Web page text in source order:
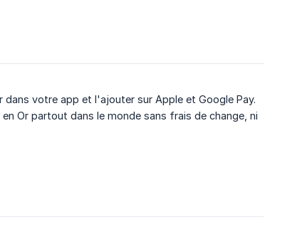
votre app et l'ajouter sur Apple et Google Pay.
Or partout dans le monde sans frais de change, ni